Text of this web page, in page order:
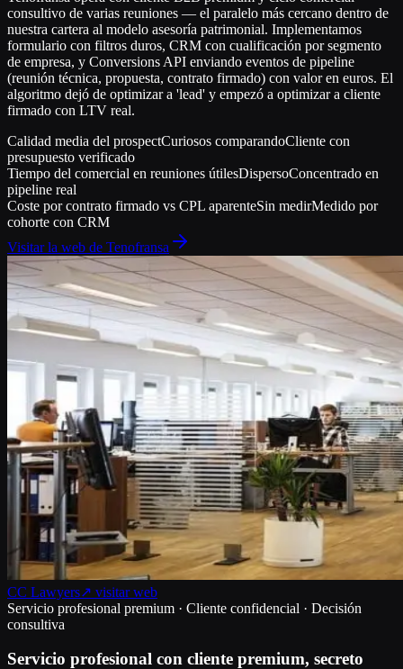
consultivo de varias reuniones — el paralelo más cercano dentro de
nuestra cartera al modelo asesoría patrimonial. Implementamos
formulario con filtros duros, CRM con cualificación por segmento
de empresa, y Conversions API enviando eventos de pipeline
(reunión técnica, propuesta, contrato firmado) con valor en euros. El
algoritmo dejó de optimizar a 'lead' y empezó a optimizar a cliente
firmado con LTV real.
Calidad media del prospectCuriosos comparandoCliente con
presupuesto verificado
Tiempo del comercial en reuniones útilesDispersoConcentrado en
pipeline real
Coste por contrato firmado vs CPL aparenteSin medirMedido por
cohorte con CRM
Visitar la web de Tenofransa
CC Lawyers↗ visitar web
Servicio profesional premium · Cliente confidencial · Decisión
consultiva
Servicio profesional con cliente premium, secreto